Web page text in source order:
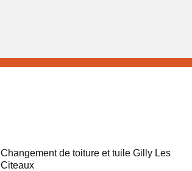
Changement de toiture et tuile Gilly Les
Citeaux